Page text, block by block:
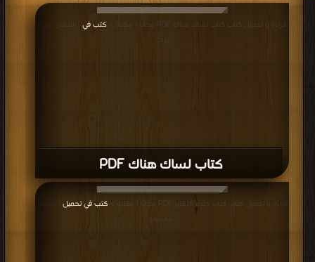
كتاب لساك هناك PDF
قراءة و تحميل كتاب كتاب لساك هناك PDF مجانا | مكتبة > كتب في
| التحميل : مرة/
مرات
قراءة و تحميل كتاب كتاب كلام الأكابر PDF مجانا | مكتبة > كتب في تحميل
: مرة/مرات